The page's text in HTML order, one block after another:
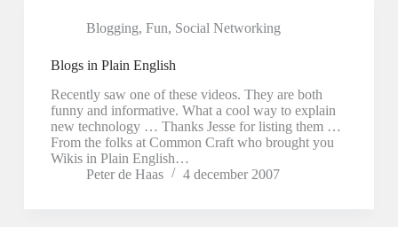
Blogging, Fun, Social Networking
Blogs in Plain English
Recently saw one of these videos. They are both
funny and informative. What a cool way to explain
new technology … Thanks Jesse for listing them …
From the folks at Common Craft who brought you
Wikis in Plain English…
Peter de Haas
4 december 2007